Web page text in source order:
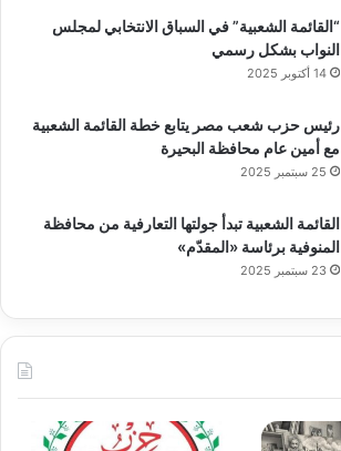
“القائمة الشعبية” في السباق الانتخابي لمجلس
النواب بشكل رسمي
14 أكتوبر 2025
رئيس حزب شعب مصر يتابع خطة القائمة الشعبية
مع أمين عام محافظة البحيرة
25 سبتمبر 2025
القائمة الشعبية تبدأ جولتها التعارفية من محافظة
المنوفية برئاسة «المقدّم»
23 سبتمبر 2025